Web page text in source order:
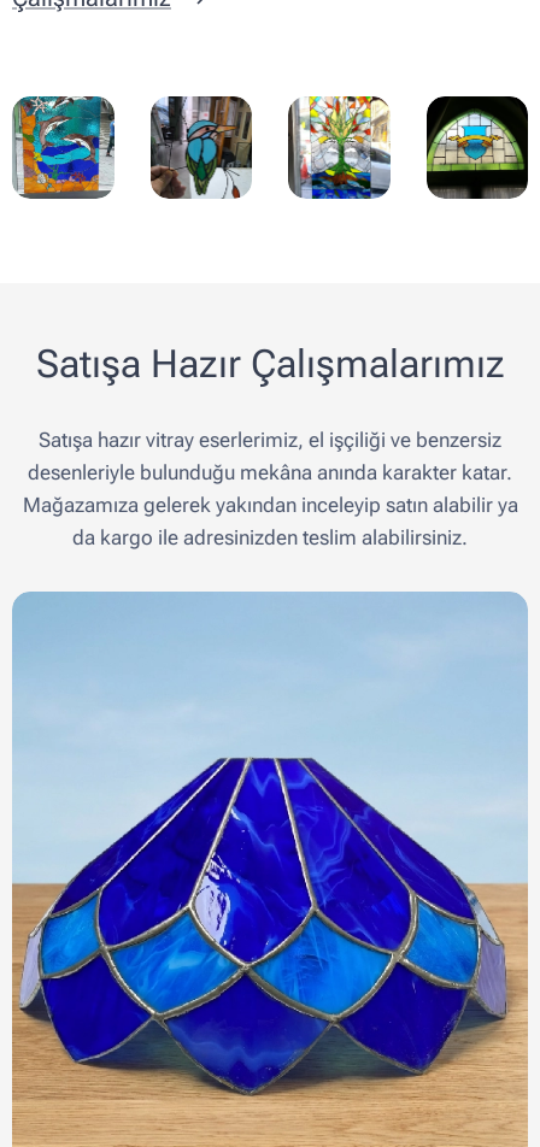
Satışa Hazır Çalışmalarımız
Satışa hazır vitray eserlerimiz, el işçiliği ve benzersiz
desenleriyle bulunduğu mekâna anında karakter katar.
Mağazamıza gelerek yakından inceleyip satın alabilir ya
da kargo ile adresinizden teslim alabilirsiniz.